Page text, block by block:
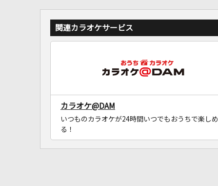
関連カラオケサービス
カラオケ@DAM
いつものカラオケが24時間いつでもおうちで楽しめ
る！